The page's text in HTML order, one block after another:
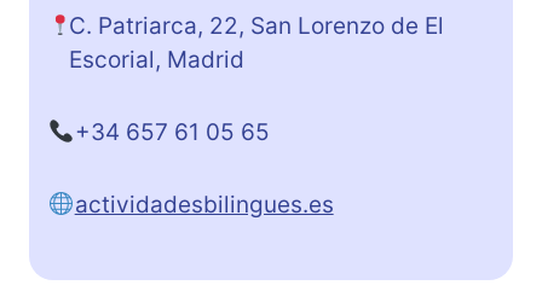
C. Patriarca, 22, San Lorenzo de El
Escorial, Madrid
+34 657 61 05 65
actividadesbilingues.es